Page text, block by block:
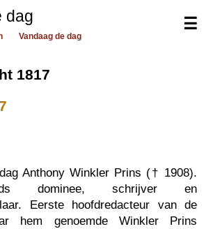
☰
dag
Vandaag de dag
1817
Anthony Winkler Prins († 1908).
dominee, schrijver en
Eerste hoofdredacteur van de
hem genoemde Winkler Prins